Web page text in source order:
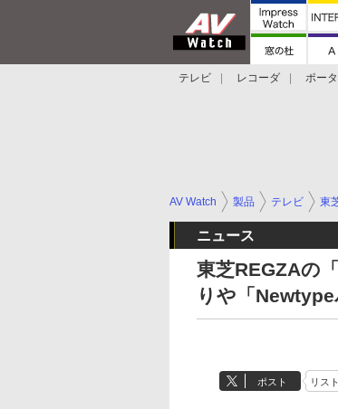
テレビ レコーダ ポー
AV Watch 製品 テレビ 東
ニュース
東芝REGZAの
りや「
ポスト リスト